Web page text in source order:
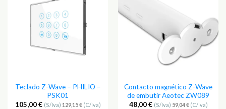
Teclado Z-Wave – PHILIO –
PSK01
105,00€ (S/Iva) 129,15€(C/Iva)
Contacto magnético Z-Wave
de embutir Aeotec ZW089
48,00€ (S/Iva) 59,04€(C/Iva)